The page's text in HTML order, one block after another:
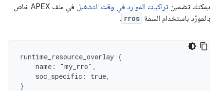
يمكنك تضمين تراكبات الموارد في وقت التشغيل
في ملف APEX خاص
بالمورّد باستخدام السمة rros
.
runtime_resource_overlay {
    name: "my_rro",
    soc_specific: true,
}